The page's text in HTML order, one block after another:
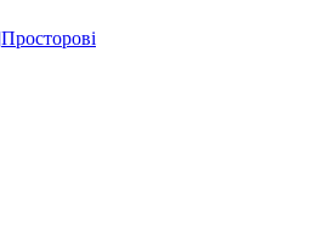
Просторові